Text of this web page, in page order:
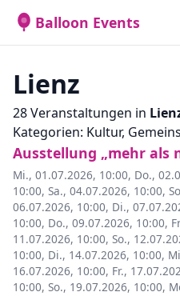
Balloon Events
Lienz
28 Veranstaltungen in
Kategorien: Kultur,
Ausstellung „mehr als
Mi., 01.07.2026, 10:00, Do.,
10:00, Sa., 04.07.2026, 10:00,
06.07.2026, 10:00, Di.,
10:00, Do., 09.07.2026, 10:00,
11.07.2026, 10:00, So.,
10:00, Di., 14.07.2026, 10:00,
16.07.2026, 10:00, Fr.,
10:00, So., 19.07.2026, 10:00,